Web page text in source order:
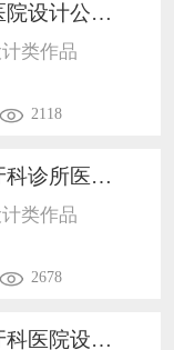
成都口腔医院设计公司|迪诺齿科1702
类作品
2118
成都口腔牙科诊所医院设计|精致口腔1702
类作品
2678
成都口腔牙科医院设计|龙普兰特牙科1702